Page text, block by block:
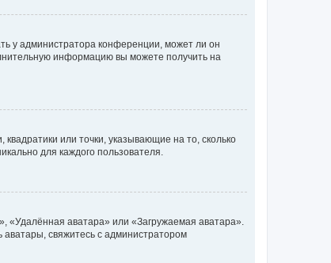
у администратора конференции, может ли он
информацию вы можете получить на
или точки, указывающие на то, сколько
для каждого пользователя.
«Удалённая аватара» или «Загружаемая аватара».
аватары, свяжитесь с администратором